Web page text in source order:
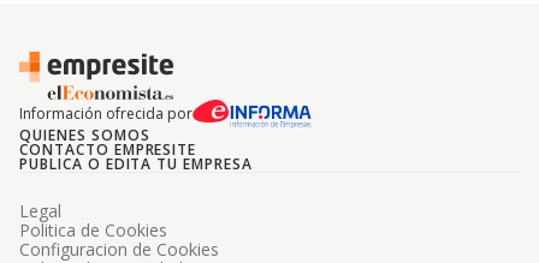
Información ofrecida por
QUIENES SOMOS
CONTACTO EMPRESITE
PUBLICA O EDITA TU EMPRESA
Legal
Politica de Cookies
Configuracion de Cookies